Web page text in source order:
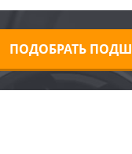
ПОДОБРАТЬ